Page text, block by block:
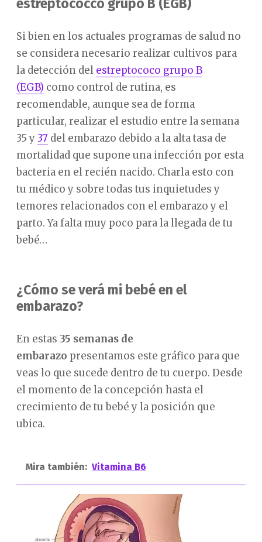
Si bien en los actuales programas de salud no
se considera necesario realizar cultivos para
la detección del estreptococo grupo B
(EGB) como control de rutina, es
recomendable, aunque sea de forma
particular, realizar el estudio entre la semana
35 y 37 del embarazo debido a la alta tasa de
mortalidad que supone una infección por esta
bacteria en el recién nacido. Charla esto con
tu médico y sobre todas tus inquietudes y
temores relacionados con el embarazo y el
parto. Ya falta muy poco para la llegada de tu
bebé…
¿Cómo se verá mi bebé en el
embarazo?
En estas 35 semanas de
embarazo presentamos este gráfico para que
veas lo que sucede dentro de tu cuerpo. Desde
el momento de la concepción hasta el
crecimiento de tu bebé y la posición que
ubica.
Mira también: Vitamina B6